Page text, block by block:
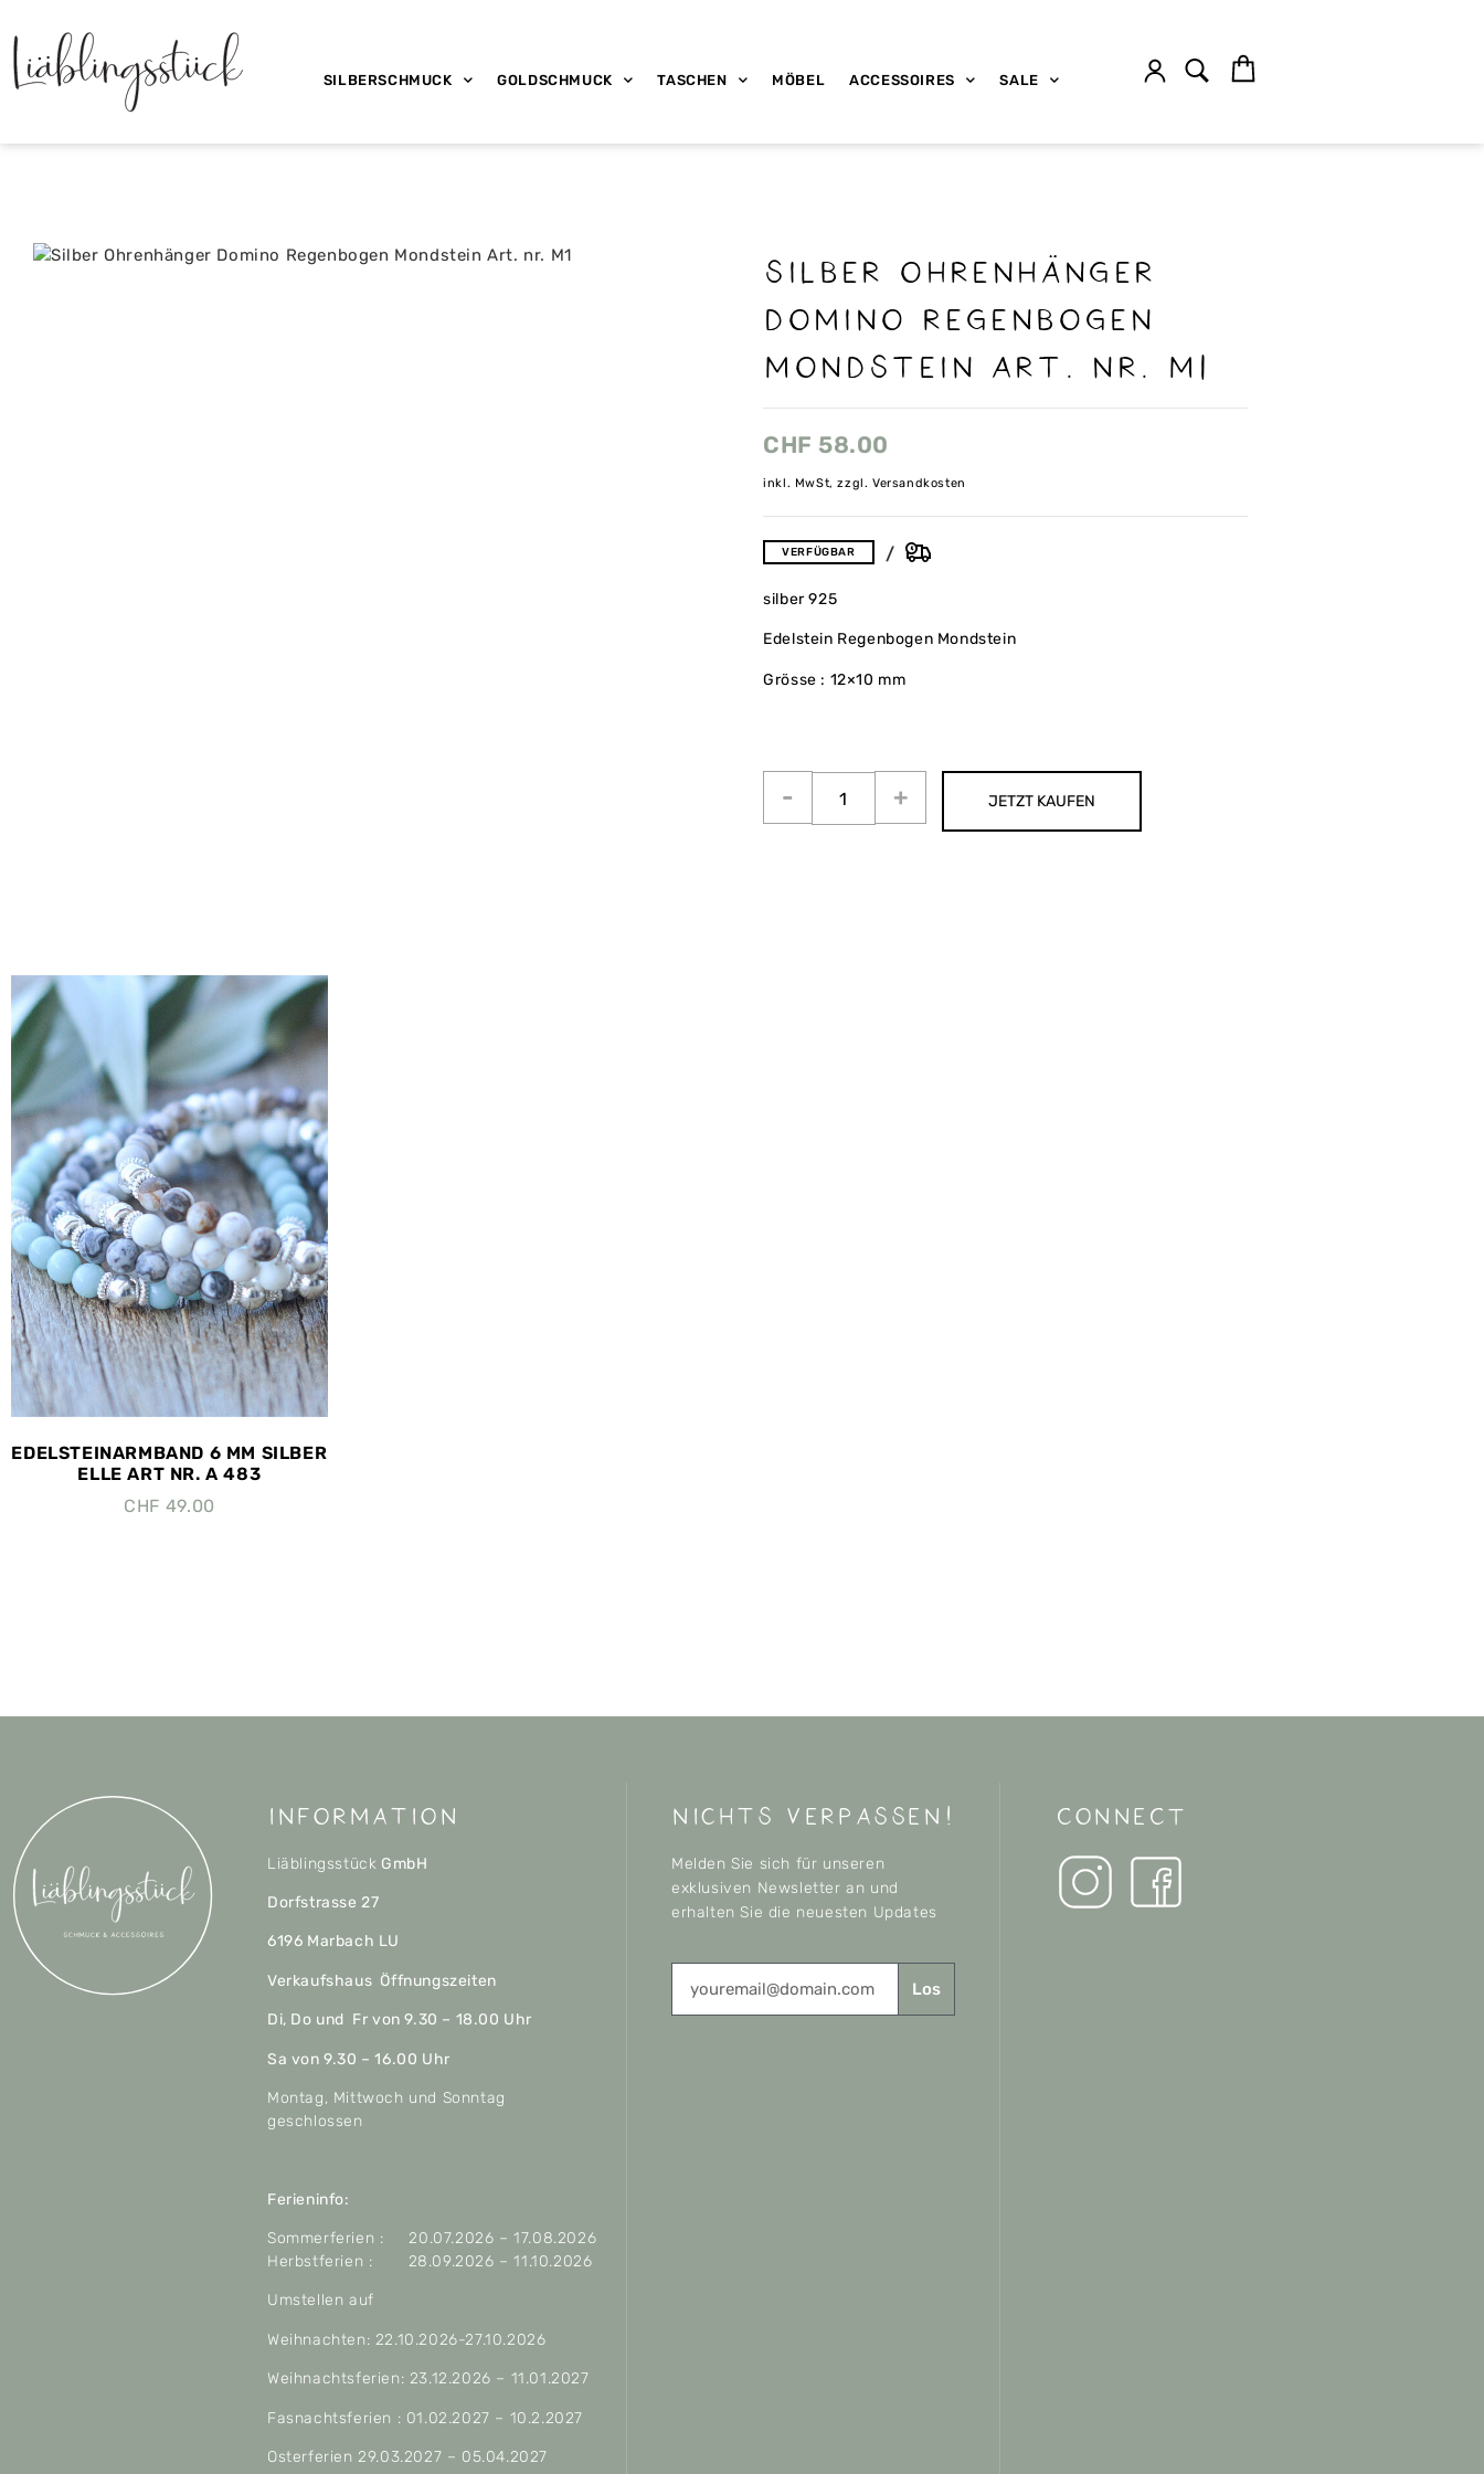
SILBERSCHMUCK GOLDSCHMUCK TASCHEN MÖBEL ACCESSOIRES SALE
Silber Ohrenhänger
Domino Regenbogen
Mondstein Art. nr. M1
CHF 58.00
inkl. MwSt, zzgl. Versandkosten
VERFÜGBAR
silber 925
Edelstein Regenbogen Mondstein
Grösse : 12×10 mm
JETZT KAUFEN
EDELSTEINARMBAND 6 MM SILBER
ELLE ART NR. A 483
CHF 49.00
Information
Liäblingsstück GmbH
Dorfstrasse 27
6196 Marbach LU
Verkaufshaus Öffnungszeiten
Di, Do und Fr von 9.30 – 18.00 Uhr
Sa von 9.30 – 16.00 Uhr
Montag, Mittwoch und Sonntag
geschlossen
Ferieninfo:
Sommerferien : 20.07.2026 – 17.08.2026
Herbstferien : 28.09.2026 – 11.10.2026
Umstellen auf
Weihnachten: 22.10.2026-27.10.2026
Weihnachtsferien: 23.12.2026 – 11.01.2027
Fasnachtsferien : 01.02.2027 – 10.2.2027
Osterferien 29.03.2027 – 05.04.2027
nichts verpassen!
Melden Sie sich für unseren
exklusiven Newsletter an und
erhalten Sie die neuesten Updates
Los
CONNECT